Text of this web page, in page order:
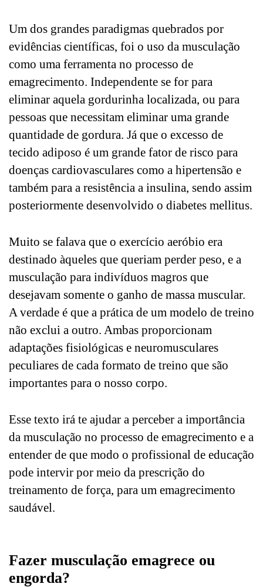
Um dos grandes paradigmas quebrados por
evidências científicas, foi o uso da musculação
como uma ferramenta no processo de
emagrecimento. Independente se for para
eliminar aquela gordurinha localizada, ou para
pessoas que necessitam eliminar uma grande
quantidade de gordura. Já que o excesso de
tecido adiposo é um grande fator de risco para
doenças cardiovasculares como a hipertensão e
também para a resistência a insulina, sendo assim
posteriormente desenvolvido o diabetes mellitus.
Muito se falava que o exercício aeróbio era
destinado àqueles que queriam perder peso, e a
musculação para indivíduos magros que
desejavam somente o ganho de massa muscular.
A verdade é que a prática de um modelo de treino
não exclui a outro. Ambas proporcionam
adaptações fisiológicas e neuromusculares
peculiares de cada formato de treino que são
importantes para o nosso corpo.
Esse texto irá te ajudar a perceber a importância
da musculação no processo de emagrecimento e a
entender de que modo o profissional de educação
pode intervir por meio da prescrição do
treinamento de força, para um emagrecimento
saudável.
Fazer musculação emagrece ou
engorda?